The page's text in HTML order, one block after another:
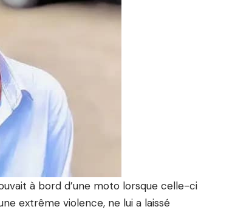
à bord d’une moto lorsque celle-ci
extrême violence, ne lui a laissé